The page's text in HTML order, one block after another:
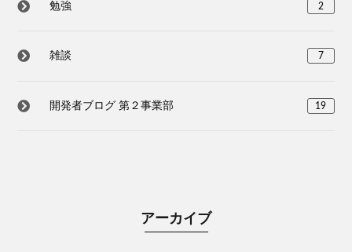
勉強 2
雑談 7
開発者ブログ 第２事業部 19
アーカイブ